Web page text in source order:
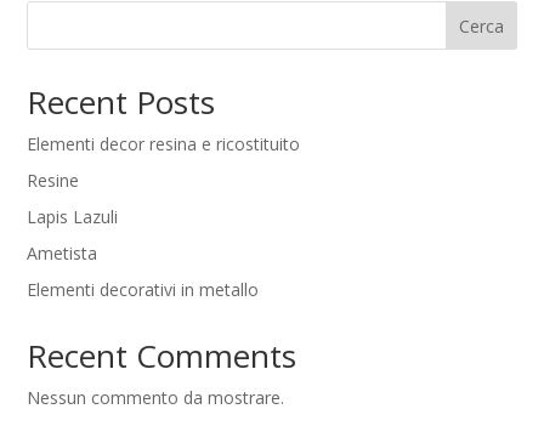
Cerca
Recent Posts
Elementi decor resina e ricostituito
Resine
Lapis Lazuli
Ametista
Elementi decorativi in metallo
Recent Comments
Nessun commento da mostrare.